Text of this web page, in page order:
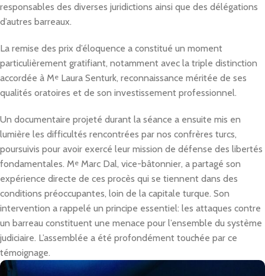
responsables des diverses juridictions ainsi que des délégations
d’autres barreaux.
La remise des prix d’éloquence a constitué un moment
particulièrement gratifiant, notamment avec la triple distinction
accordée à Me Laura Senturk, reconnaissance méritée de ses
qualités oratoires et de son investissement professionnel.
Un documentaire projeté durant la séance a ensuite mis en
lumière les difficultés rencontrées par nos confrères turcs,
poursuivis pour avoir exercé leur mission de défense des libertés
fondamentales. Me Marc Dal, vice-bâtonnier, a partagé son
expérience directe de ces procès qui se tiennent dans des
conditions préoccupantes, loin de la capitale turque. Son
intervention a rappelé un principe essentiel: les attaques contre
un barreau constituent une menace pour l’ensemble du système
judiciaire. L’assemblée a été profondément touchée par ce
témoignage.